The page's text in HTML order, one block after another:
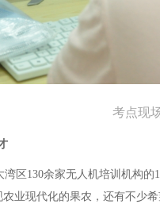
考点现场
区130余家无人机培训机构
业现代化的果农，还有不少希